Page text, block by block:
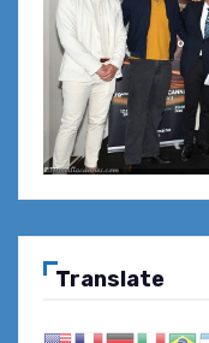
Translate